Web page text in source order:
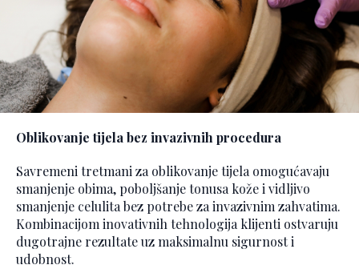
Oblikovanje tijela bez invazivnih procedura
Savremeni tretmani za oblikovanje tijela omogućavaju
smanjenje obima, poboljšanje tonusa kože i vidljivo
smanjenje celulita bez potrebe za invazivnim zahvatima.
Kombinacijom inovativnih tehnologija klijenti ostvaruju
dugotrajne rezultate uz maksimalnu sigurnost i
udobnost.